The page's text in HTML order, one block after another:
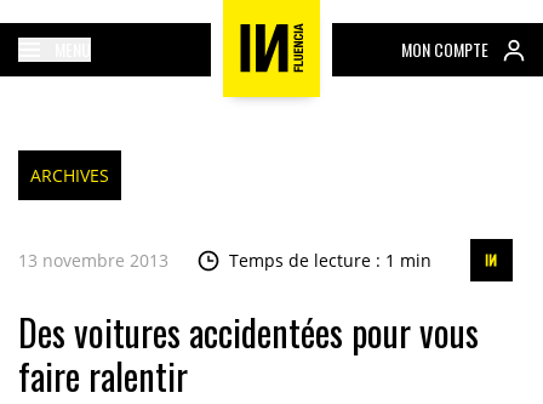
MON COMPTE
ARCHIVES
13 novembre 2013 Temps de lecture : 1 min
Des voitures accidentées pour vous
faire ralentir